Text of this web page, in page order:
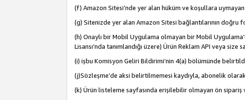
(f) Amazon Sitesi’nde yer alan hüküm ve koşullara
(g) Sitenizde yer alan Amazon Sitesi bağlantılarının
(h) Onaylı bir Mobil Uygulama olmayan bir Mobil
Lisansı’nda tanımlandığı üzere) Ürün Reklam API veya
(i) işbu Komisyon Geliri Bildirimi’nin 4(a) bölümünde
(j)Sözleşme’de aksi belirtilmemesi kaydıyla, abonelik olarak
(k) Ürün listeleme sayfasında erişilebilir olmayan ön sipariş